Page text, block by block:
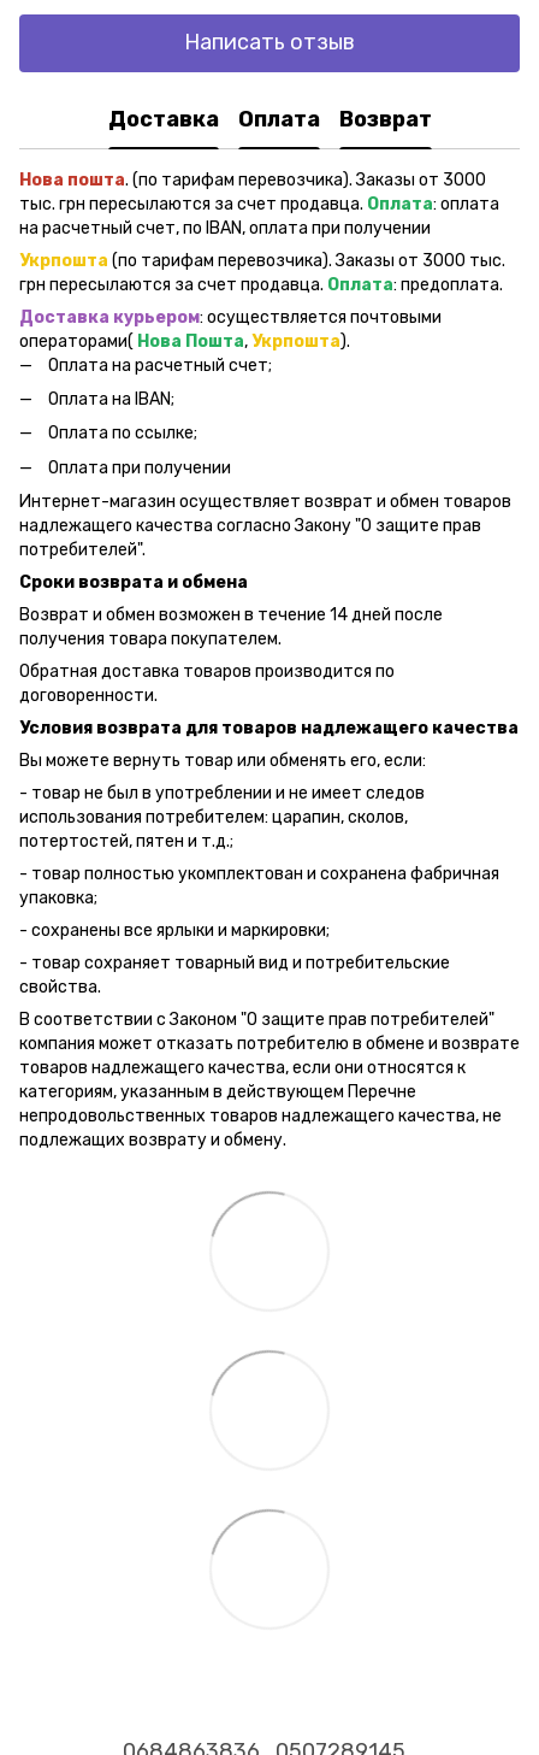
Написать отзыв
Доставка Оплата Возврат
Нова пошта. (по тарифам перевозчика). Заказы от 3000
тыс. грн пересылаются за счет продавца. Оплата: оплата
на расчетный счет, по IBAN, оплата при получении
Укрпошта (по тарифам перевозчика). Заказы от 3000 тыс.
грн пересылаются за счет продавца. Оплата: предоплата.
Доставка курьером: осуществляется почтовыми
операторами( Нова Пошта,Укрпошта).
Оплата на расчетный счет;
Оплата на IBAN;
Оплата по ссылке;
Оплата при получении
Интернет-магазин осуществляет возврат и обмен товаров
надлежащего качества согласно Закону "О защите прав
потребителей".
Сроки возврата и обмена
Возврат и обмен возможен в течение 14 дней после
получения товара покупателем.
Обратная доставка товаров производится по
договоренности.
Условия возврата для товаров надлежащего качества
Вы можете вернуть товар или обменять его, если:
- товар не был в употреблении и не имеет следов
использования потребителем: царапин, сколов,
потертостей, пятен и т.д.;
- товар полностью укомплектован и сохранена фабричная
упаковка;
- сохранены все ярлыки и маркировки;
- товар сохраняет товарный вид и потребительские
свойства.
В соответствии с Законом "О защите прав потребителей"
компания может отказать потребителю в обмене и возврате
товаров надлежащего качества, если они относятся к
категориям, указанным в действующем Перечне
непродовольственных товаров надлежащего качества, не
подлежащих возврату и обмену.